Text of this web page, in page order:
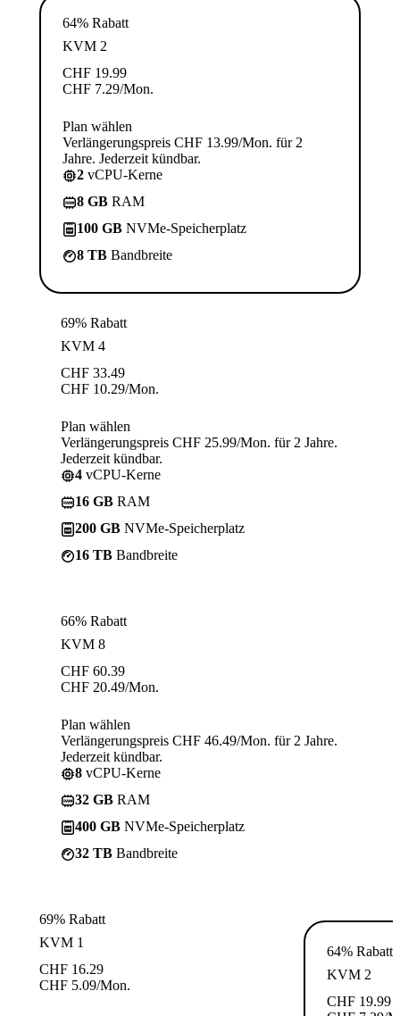
64% Rabatt
KVM 2
CHF 19.99
CHF 7.29/Mon.
Plan wählen
Verlängerungspreis CHF 13.99/Mon. für 2
Jahre. Jederzeit kündbar.
2 vCPU-Kerne
8 GB RAM
100 GB NVMe-Speicherplatz
8 TB Bandbreite
69% Rabatt
KVM 4
CHF 33.49
CHF 10.29/Mon.
Plan wählen
Verlängerungspreis CHF 25.99/Mon. für 2 Jahre.
Jederzeit kündbar.
4 vCPU-Kerne
16 GB RAM
200 GB NVMe-Speicherplatz
16 TB Bandbreite
66% Rabatt
KVM 8
CHF 60.39
CHF 20.49/Mon.
Plan wählen
Verlängerungspreis CHF 46.49/Mon. für 2 Jahre.
Jederzeit kündbar.
8 vCPU-Kerne
32 GB RAM
400 GB NVMe-Speicherplatz
32 TB Bandbreite
69% Rabatt
KVM 1
CHF 16.29
CHF 5.09/Mon.
64% Rabatt
KVM 2
CHF 19.99